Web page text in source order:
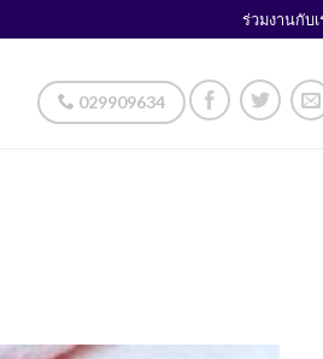
ร่วมงานกับเ
029909634